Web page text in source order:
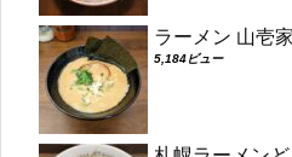
ラーメン 山壱家
5,184ビュー